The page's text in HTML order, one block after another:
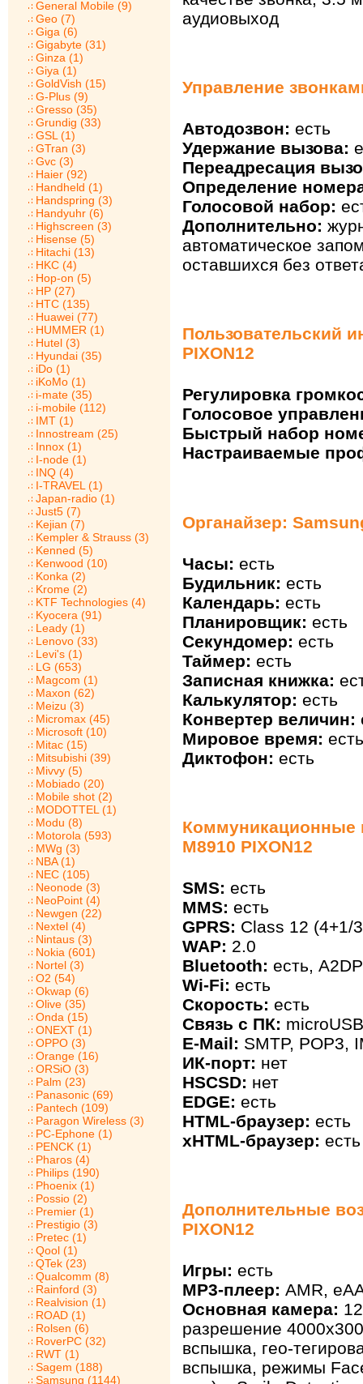
General Mobile (9)
Geo (7)
Giga (6)
Gigabyte (31)
Ginza (1)
Giya (1)
GoldVish (15)
G-Plus (9)
Gresso (35)
Grundig (33)
GSL (1)
GTran (3)
Gvc (3)
Haier (92)
Handheld (1)
Handspring (3)
Handyuhr (6)
Highscreen (3)
Hisense (5)
Hitachi (13)
HKC (4)
Hop-on (5)
HP (27)
HTC (135)
Huawei (77)
HUMMER (1)
Hutel (3)
Hyundai (35)
iDo (1)
iKoMo (1)
i-mate (35)
i-mobile (112)
IMT (1)
Innostream (25)
Innox (1)
I-node (1)
INQ (4)
I-TRAVEL (1)
Japan-radio (1)
Just5 (7)
Kejian (7)
Kempler & Strauss (3)
Kenned (5)
Kenwood (10)
Konka (2)
Krome (2)
KTF Technologies (4)
Kyocera (91)
Leady (1)
Lenovo (33)
Levi's (1)
LG (653)
Magcom (1)
Maxon (62)
Meizu (3)
Micromax (45)
Microsoft (10)
Mitac (15)
Mitsubishi (39)
Mivvy (5)
Mobiado (20)
Mobile shot (2)
MODOTTEL (1)
Modu (8)
Motorola (593)
MWg (3)
NBA (1)
NEC (105)
Neonode (3)
NeoPoint (4)
Newgen (22)
Nextel (4)
Nintaus (3)
Nokia (601)
Nortel (3)
O2 (54)
Okwap (6)
Olive (35)
Onda (15)
ONEXT (1)
OPPO (3)
Orange (16)
ORSiO (3)
Palm (23)
Panasonic (69)
Pantech (109)
Paragon Wireless (3)
PC-Ephone (1)
PENCK (1)
Pharos (4)
Philips (190)
Phoenix (1)
Possio (2)
Premier (1)
Prestigio (3)
Pretec (1)
Qool (1)
QTek (23)
Qualcomm (8)
Rainford (3)
Realvision (1)
ROAD (1)
Rolsen (6)
RoverPC (32)
RWT (1)
Sagem (188)
Samsung (1144)
аудиовыход
Управление
Автодозвон: есть
Удержание вызова:
Переадресация
Определение
Голосовой набор:
Дополнительно:
автоматическое
оставшихся без
Пользовательский
PIXON12
Регулировка
Голосовое
Быстрый набор
Настраиваемые
Органайзер:
Часы: есть
Будильник: есть
Календарь: есть
Планировщик: есть
Секундомер: есть
Таймер: есть
Записная книжка:
Калькулятор: есть
Конвертер величин:
Мировое время: есть
Диктофон: есть
Коммуникационные
M8910 PIXON12
SMS: есть
MMS: есть
GPRS: Class 12 (4+1/
WAP: 2.0
Bluetooth: есть, A2DP
Wi-Fi: есть
Скорость: есть
Связь с ПК: microUSB
E-Mail: SMTP, POP3,
ИК-порт: нет
HSCSD: нет
EDGE: есть
HTML-браузер: есть
xHTML-браузер: есть
Дополнительные
PIXON12
Игры: есть
MP3-плеер: AMR,
Основная камера:
разрешение
вспышка, гео-
вспышка, режимы